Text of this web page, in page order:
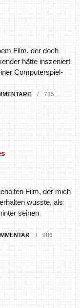
Film, der doch
hätte inszeniert
Computerspiel-
735
Film, der mich
wusste, als
seinen
986